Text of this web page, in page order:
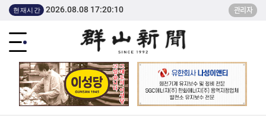
현재시간 2026.08.08 17:20:10 관리자